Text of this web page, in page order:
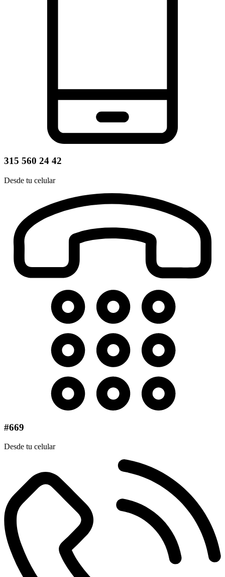
315 560 24 42
Desde tu celular
#669
Desde tu celular